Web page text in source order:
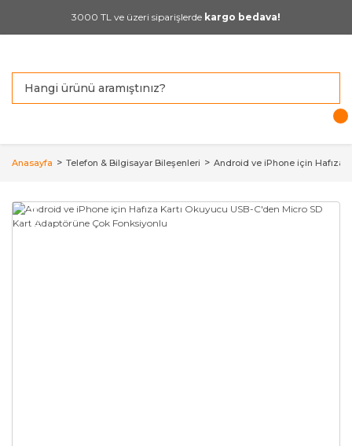
3000 TL ve üzeri siparişlerde kargo bedava!
Anasayfa Telefon & Bilgisayar Bileşenleri Android ve iPhone için Hafıza
YENİ